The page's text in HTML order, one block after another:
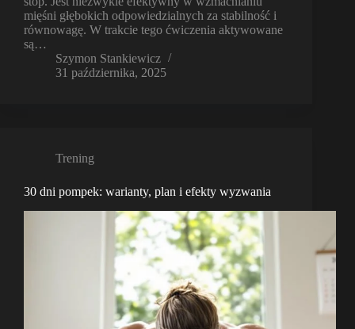
mięśni głębokich odpowiedzialnych za stabilność i
równowagę. W trakcie tego ćwiczenia aktywowane
są…
Szymon Stankiewicz
31 października, 2025
Trening
30 dni pompek: warianty, plan i efekty wyzwania